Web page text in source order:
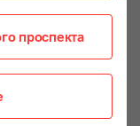
проспекта